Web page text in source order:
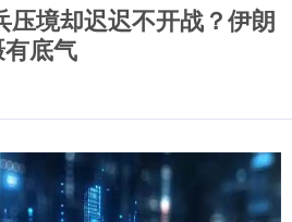
压境却迟迟不开战？伊朗
底气